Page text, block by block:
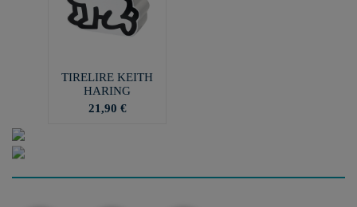
TIRELIRE KEITH
HARING
21,90 €